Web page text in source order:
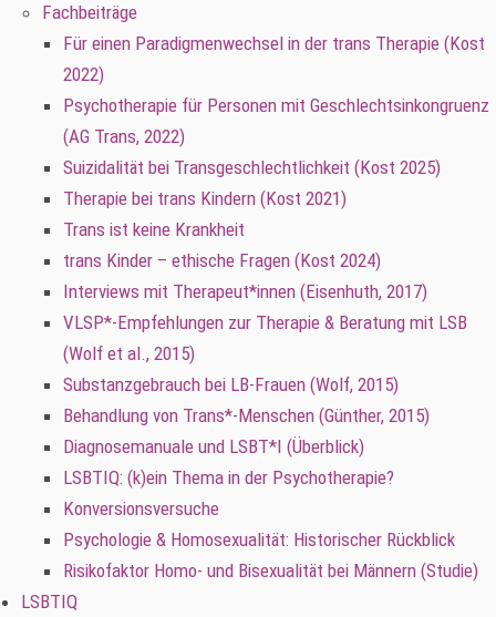
Fachbeiträge
Für einen Paradigmenwechsel in der trans Therapie (Kost
2022)
Psychotherapie für Personen mit Geschlechtsinkongruenz
(AG Trans, 2022)
Suizidalität bei Transgeschlechtlichkeit (Kost 2025)
Therapie bei trans Kindern (Kost 2021)
Trans ist keine Krankheit
trans Kinder – ethische Fragen (Kost 2024)
Interviews mit Therapeut*innen (Eisenhuth, 2017)
VLSP*-Empfehlungen zur Therapie & Beratung mit LSB
(Wolf et al., 2015)
Substanzgebrauch bei LB-Frauen (Wolf, 2015)
Behandlung von Trans*-Menschen (Günther, 2015)
Diagnosemanuale und LSBT*I (Überblick)
LSBTIQ: (k)ein Thema in der Psychotherapie?
Konversionsversuche
Psychologie & Homosexualität: Historischer Rückblick
Risikofaktor Homo- und Bisexualität bei Männern (Studie)
LSBTIQ